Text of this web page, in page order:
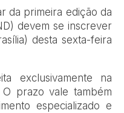
da primeira edição da
devem se inscrever
desta sexta-feira
exclusivamente na
prazo vale também
especializado e